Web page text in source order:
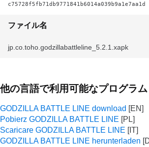
c75728f5fb71db9771841b6014a039b9a1e7aa1d
ファイル名
jp.co.toho.godzillabattleline_5.2.1.xapk
他の言語で利用可能なプログラム
GODZILLA BATTLE LINE download
Pobierz GODZILLA BATTLE LINE
Scaricare GODZILLA BATTLE LINE
GODZILLA BATTLE LINE herunterladen